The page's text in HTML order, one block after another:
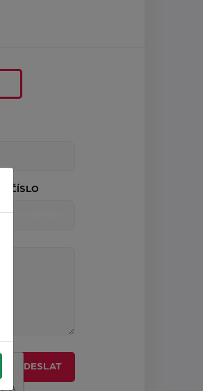
ČÍSLO
ODESLAT